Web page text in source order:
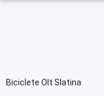
Biciclete Olt Slatina